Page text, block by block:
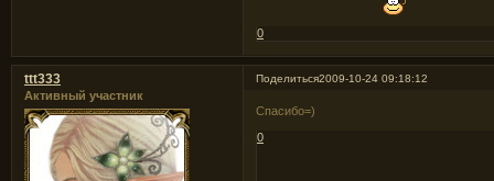
0
Поделиться2009-10-24 09:18:12
ttt333
Активный участник
Спасибо=)
0